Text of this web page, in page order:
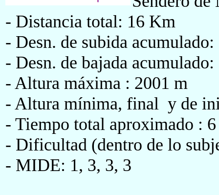
- Distancia total: 16 Km
- Desn. de subida
- Desn. de bajada
- Altura máxima : 2001 m
- Altura mínima, final y de
- Tiempo total aproximado :
- Dificultad (dentro de lo
- MIDE: 1, 3, 3, 3